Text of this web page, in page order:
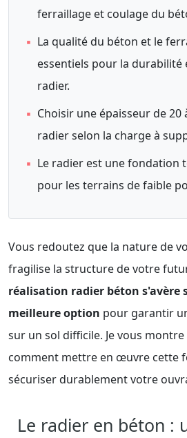
ferraillage et coulage du
▪ La qualité du béton et le
essentiels pour la durabilité
radier.
▪ Choisir une épaisseur de 20
radier selon la charge à
▪ Le radier est une fondation
pour les terrains de faible
Vous redoutez que la nature de
fragilise la structure de votre
réalisation radier béton s'avère
meilleure option pour garantir
sur un sol difficile. Je vous
comment mettre en œuvre cette
sécuriser durablement votre
Le radier en béton :